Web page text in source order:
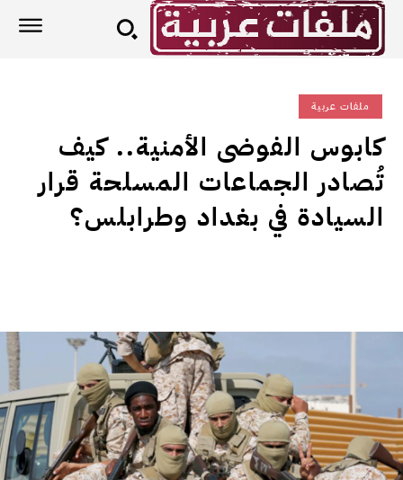
ملفات عربية
كابوس الفوضى الأمنية.. كيف
تُصادر الجماعات المسلحة قرار
السيادة في بغداد وطرابلس؟